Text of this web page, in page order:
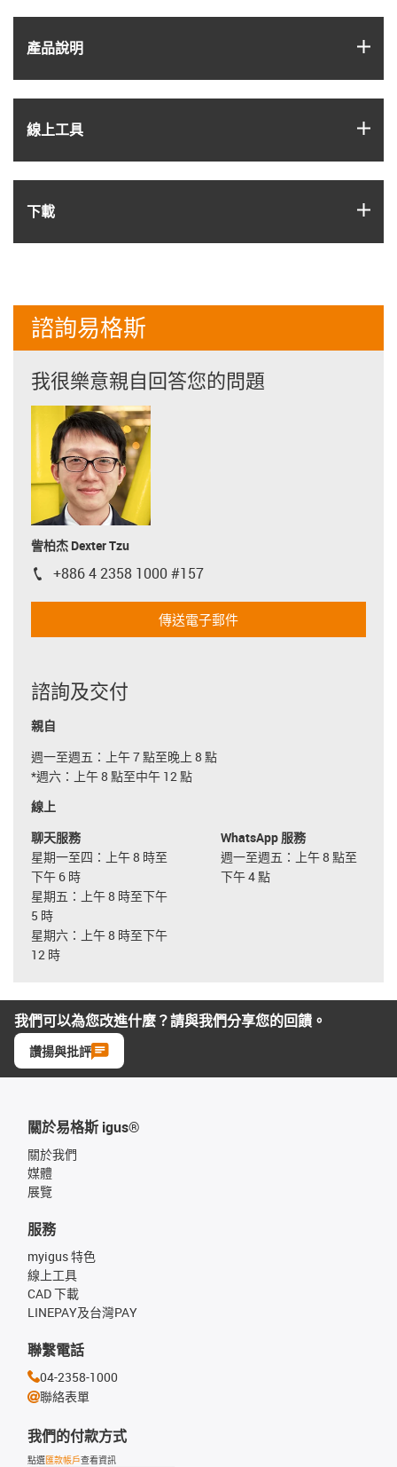
產品說明
線上工具
下載
諮詢易格斯
我很樂意親自回答您的問題
訾柏杰 Dexter Tzu
igus-icon-phone
+886 4 2358 1000 #157
傳送電子郵件
諮詢及交付
親自
週一至週五：上午 7 點至晚上 8 點
*週六：上午 8 點至中午 12 點
線上
聊天服務
星期一至四：上午 8 時至
下午 6 時
星期五：上午 8 時至下午
5 時
星期六：上午 8 時至下午
12 時
WhatsApp 服務
週一至週五：上午 8 點至
下午 4 點
我們可以為您改進什麼？請與我們分享您的回饋。
讚揚與批評
關於易格斯 igus®
關於我們
媒體
展覽
我們的付款方式
點選匯款帳戶查看資訊
服務
myigus 特色
線上工具
CAD 下載
LINEPAY及台灣PAY
聯繫電話
04-2358-1000
聯絡表單